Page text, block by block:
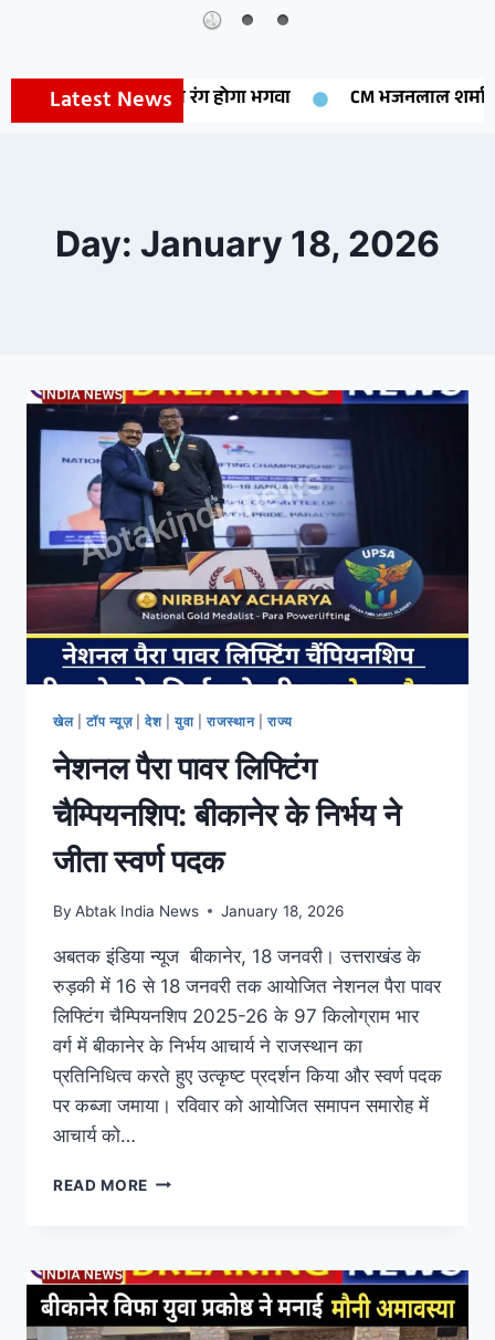
Latest News
टैग का रंग होगा भगवा CM भजनलाल शर्मा 14 अगस्त को
Day: January 18, 2026
खेल| टॉप न्यूज़|देश|युवा|राजस्थान|राज्य
नेशनल पैरा पावर लिफ्टिंग
चैम्पियनशिप: बीकानेर के निर्भय ने
जीता स्वर्ण पदक
By Abtak India News January 18, 2026
अबतक इंडिया न्यूज बीकानेर, 18 जनवरी। उत्तराखंड के
रुड़की में 16 से 18 जनवरी तक आयोजित नेशनल पैरा पावर
लिफ्टिंग चैम्पियनशिप 2025-26 के 97 किलोग्राम भार
वर्ग में बीकानेर के निर्भय आचार्य ने राजस्थान का
प्रतिनिधित्व करते हुए उत्कृष्ट प्रदर्शन किया और स्वर्ण पदक
पर कब्जा जमाया। रविवार को आयोजित समापन समारोह में
आचार्य को…
READ MORE